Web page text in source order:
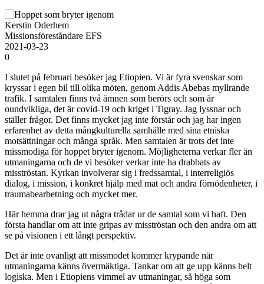
Kerstin Oderhem
Missionsföreståndare EFS
2021-03-23
0
I slutet på februari besöker jag Etiopien. Vi är fyra svenskar som
kryssar i egen bil till olika möten, genom Addis Abebas myllrande
trafik. I samtalen finns två ämnen som berörs och som är
oundvikliga, det är covid-19 och kriget i Tigray. Jag lyssnar och
ställer frågor. Det finns mycket jag inte förstår och jag har ingen
erfarenhet av detta mångkulturella samhälle med sina etniska
motsättningar och många språk. Men samtalen är trots det inte
missmodiga för hoppet bryter igenom. Möjligheterna verkar fler än
utmaningarna och de vi besöker verkar inte ha drabbats av
misströstan. Kyrkan involverar sig i fredssamtal, i interreligiös
dialog, i mission, i konkret hjälp med mat och andra förnödenheter, i
traumabearbetning och mycket mer.
Här hemma drar jag ut några trådar ur de samtal som vi haft. Den
första handlar om att inte gripas av misströstan och den andra om att
se på visionen i ett långt perspektiv.
Det är inte ovanligt att missmodet kommer krypande när
utmaningarna känns övermäktiga. Tankar om att ge upp känns helt
logiska. Men i Etiopiens vimmel av utmaningar, så höga som